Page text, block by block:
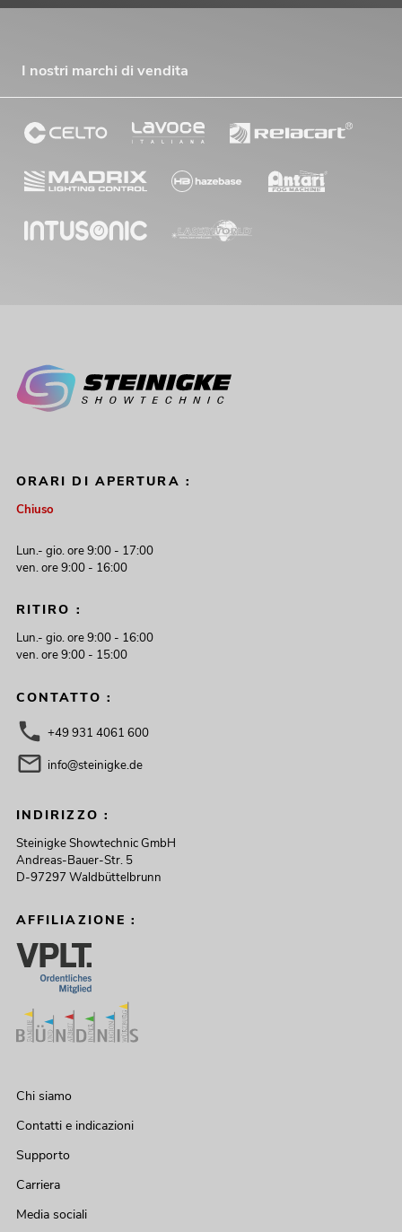
I nostri marchi di vendita
ORARI DI APERTURA :
Chiuso
Lun.- gio. ore 9:00 - 17:00
ven. ore 9:00 - 16:00
RITIRO :
Lun.- gio. ore 9:00 - 16:00
ven. ore 9:00 - 15:00
CONTATTO :
+49 931 4061 600
info@steinigke.de
INDIRIZZO :
Steinigke Showtechnic GmbH
Andreas-Bauer-Str. 5
D-97297 Waldbüttelbrunn
AFFILIAZIONE :
Chi siamo
Contatti e indicazioni
Supporto
Carriera
Media sociali